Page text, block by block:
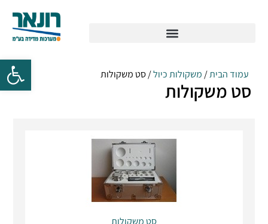
עמוד הבית/ משקולות כיול/ סט משקולות
סט משקולות
סט משקולות